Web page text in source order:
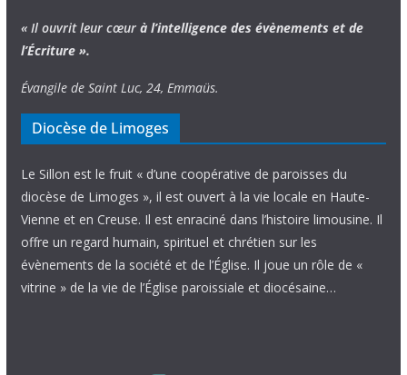
« Il ouvrit leur cœur à l’intelligence des évènements et de
l’Écriture ».
Évangile de Saint Luc, 24, Emmaüs.
Diocèse de Limoges
Le Sillon est le fruit « d’une coopérative de paroisses du
diocèse de Limoges », il est ouvert à la vie locale en Haute-
Vienne et en Creuse. Il est enraciné dans l’histoire limousine. Il
offre un regard humain, spirituel et chrétien sur les
évènements de la société et de l’Église. Il joue un rôle de «
vitrine » de la vie de l’Église paroissiale et diocésaine…